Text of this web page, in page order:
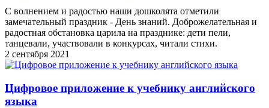
С волнением и радостью наши дошколята отметили
замечательный праздник - День знаний. Доброжелательная и
радостная обстановка царила на празднике: дети пели,
танцевали, участвовали в конкурсах, читали стихи.
2 сентября 2021
Цифровое приложение к учебнику английского
языка